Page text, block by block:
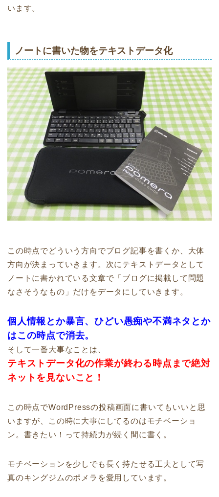
います。
ノートに書いた物をテキストデータ化
この時点でどういう方向でブログ記事を書くか、大体
方向が決まっていきます。次にテキストデータとして
ノートに書かれている文章で「ブログに掲載して問題
なさそうなもの」だけをデータにしていきます。
個人情報とか暴言、ひどい愚痴や不満ネタとか
はこの時点で消去。
そして一番大事なことは、
テキストデータ化の作業が終わる時点まで絶対
ネットを見ないこと！
この時点でWordPressの投稿画面に書いてもいいと思
いますが、この時に大事にしてるのはモチベーショ
ン。書きたい！って持続力が続く間に書く。
モチベーションを少しでも長く持たせる工夫として写
真のキングジムのポメラを愛用しています。